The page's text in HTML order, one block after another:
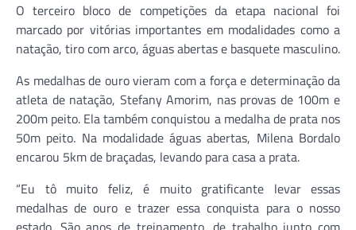
O terceiro bloco de competições da etapa nacional foi
marcado por vitórias importantes em modalidades como a
natação, tiro com arco, águas abertas e basquete masculino.
As medalhas de ouro vieram com a força e determinação da
atleta de natação, Stefany Amorim, nas provas de 100m e
200m peito. Ela também conquistou a medalha de prata nos
50m peito. Na modalidade águas abertas, Milena Bordalo
encarou 5km de braçadas, levando para casa a prata.
“Eu tô muito feliz, é muito gratificante levar essas
medalhas de ouro e trazer essa conquista para o nosso